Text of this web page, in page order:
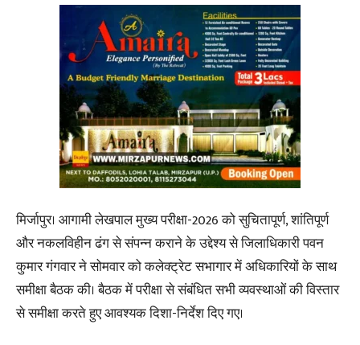
मिर्जापुर। आगामी लेखपाल मुख्य परीक्षा-2026 को सुचितापूर्ण, शांतिपूर्ण
और नकलविहीन ढंग से संपन्न कराने के उद्देश्य से जिलाधिकारी पवन
कुमार गंगवार ने सोमवार को कलेक्ट्रेट सभागार में अधिकारियों के साथ
समीक्षा बैठक की। बैठक में परीक्षा से संबंधित सभी व्यवस्थाओं की विस्तार
से समीक्षा करते हुए आवश्यक दिशा-निर्देश दिए गए।